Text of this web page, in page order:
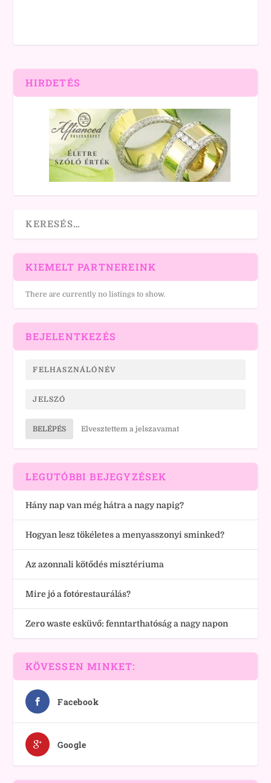
HIRDETÉS
KIEMELT PARTNEREINK
There are currently no listings to show.
BEJELENTKEZÉS
BELÉPÉS Elvesztettem a jelszavamat
LEGUTÓBBI BEJEGYZÉSEK
Hány nap van még hátra a nagy napig?
Hogyan lesz tökéletes a menyasszonyi sminked?
Az azonnali kötődés misztériuma
Mire jó a fotórestaurálás?
Zero waste esküvő: fenntarthatóság a nagy napon
KÖVESSEN MINKET:
Facebook
Google